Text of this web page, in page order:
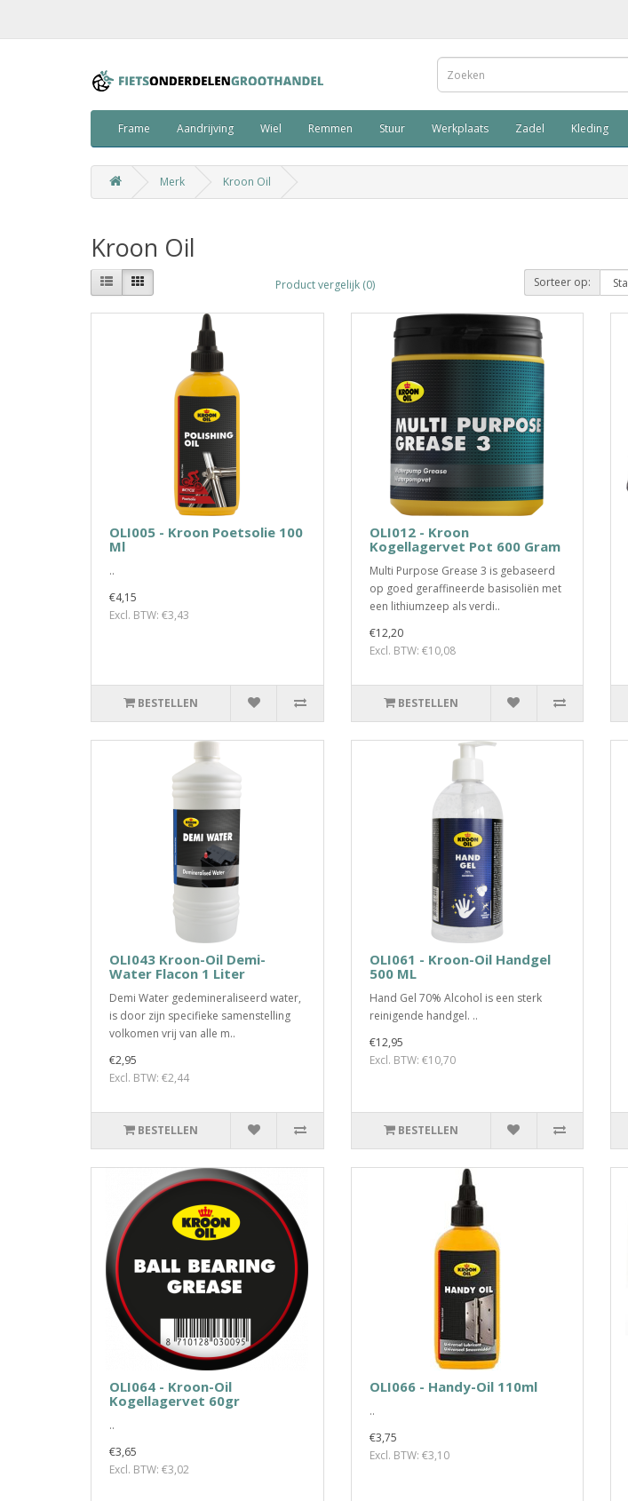
Frame Aandrijving Wiel Remmen Stuur Werkplaats Zadel Kleding
Merk Kroon Oil
Kroon Oil
Product vergelijk (0) Sorteer op:
OLI005 - Kroon Poetsolie 100
Ml
..
€4,15
Excl. BTW: €3,43
BESTELLEN
OLI012 - Kroon
Kogellagervet Pot 600 Gram
Multi Purpose Grease 3 is gebaseerd
op goed geraffineerde basisoliën met
een lithiumzeep als verdi..
€12,20
Excl. BTW: €10,08
BESTELLEN
OLI043 Kroon-Oil Demi-
Water Flacon 1 Liter
Demi Water gedemineraliseerd water,
is door zijn specifieke samenstelling
volkomen vrij van alle m..
€2,95
Excl. BTW: €2,44
BESTELLEN
OLI061 - Kroon-Oil Handgel
500 ML
Hand Gel 70% Alcohol is een sterk
reinigende handgel. ..
€12,95
Excl. BTW: €10,70
BESTELLEN
OLI064 - Kroon-Oil
Kogellagervet 60gr
..
€3,65
Excl. BTW: €3,02
OLI066 - Handy-Oil 110ml
..
€3,75
Excl. BTW: €3,10